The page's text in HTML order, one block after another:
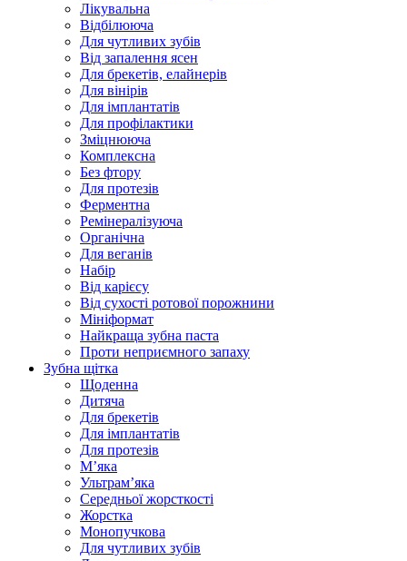
Лікувальна
Відбілююча
Для чутливих зубів
Від запалення ясен
Для брекетів, елайнерів
Для вінірів
Для імплантатів
Для профілактики
Зміцнююча
Комплексна
Без фтору
Для протезів
Ферментна
Ремінералізуюча
Органічна
Для веганів
Набір
Від карієсу
Від сухості ротової порожнини
Мініформат
Найкраща зубна паста
Проти неприємного запаху
Зубна щітка
Щоденна
Дитяча
Для брекетів
Для імплантатів
Для протезів
Мʼяка
Ультрамʼяка
Середньої жорсткості
Жорстка
Монопучкова
Для чутливих зубів